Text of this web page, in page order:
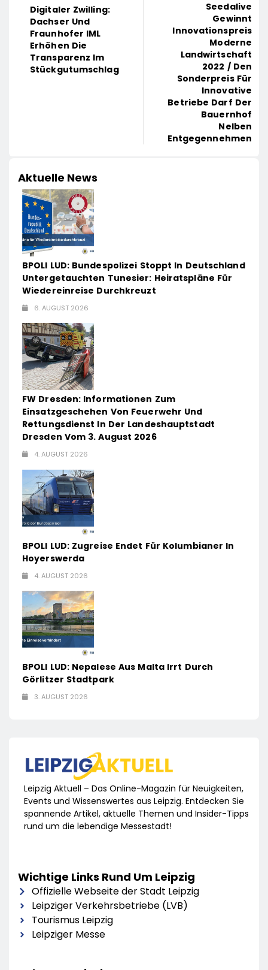
Digitaler Zwilling:
Dachser Und
Fraunhofer IML
Erhöhen Die
Transparenz Im
Stückgutumschlag
Seedalive
Gewinnt
Innovationspreis
Moderne
Landwirtschaft
2022 / Den
Sonderpreis Für
Innovative
Betriebe Darf Der
Bauernhof
Nelben
Entgegennehmen
Aktuelle News
BPOLI LUD: Bundespolizei Stoppt In Deutschland
Untergetauchten Tunesier: Heiratspläne Für
Wiedereinreise Durchkreuzt
6. AUGUST 2026
FW Dresden: Informationen Zum
Einsatzgeschehen Von Feuerwehr Und
Rettungsdienst In Der Landeshauptstadt
Dresden Vom 3. August 2026
4. AUGUST 2026
BPOLI LUD: Zugreise Endet Für Kolumbianer In
Hoyerswerda
4. AUGUST 2026
BPOLI LUD: Nepalese Aus Malta Irrt Durch
Görlitzer Stadtpark
3. AUGUST 2026
Leipzig Aktuell – Das Online-Magazin für Neuigkeiten,
Events und Wissenswertes aus Leipzig. Entdecken Sie
spannende Artikel, aktuelle Themen und Insider-Tipps
rund um die lebendige Messestadt!
Wichtige Links Rund Um Leipzig
Offizielle Webseite der Stadt Leipzig
Leipziger Verkehrsbetriebe (LVB)
Tourismus Leipzig
Leipziger Messe